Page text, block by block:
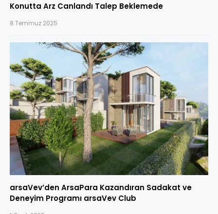
Konutta Arz Canlandı Talep Beklemede
8 Temmuz 2025
arsaVev’den ArsaPara Kazandıran Sadakat ve
Deneyim Programı arsaVev Club